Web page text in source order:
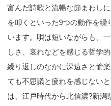
富んだ詩歌と流暢な節まわし
を叩くといった9つの動作を
います。唄は短いながらも、
しさ、哀れなどを感じる哲学
繰り返しのなかに深遠さと愉
ても不思議と疲れを感じない
は、江戸時代から北信濃?新潟